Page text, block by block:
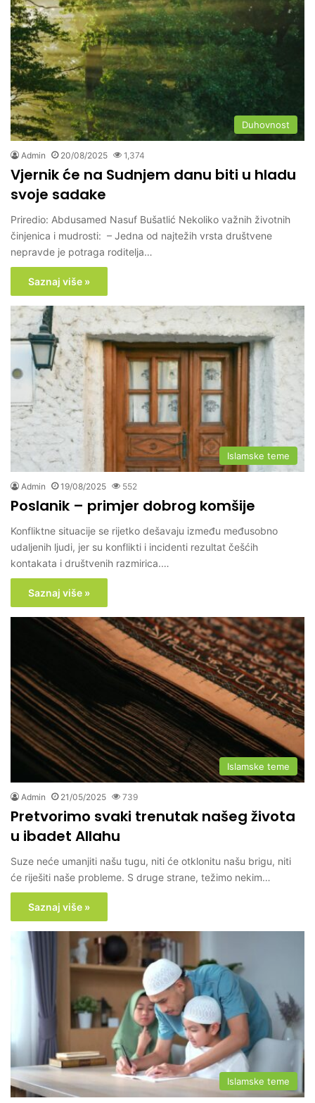
Duhovnost
Admin 20/08/2025 1,374
Vjernik će na Sudnjem danu biti u hladu
svoje sadake
Priredio: Abdusamed Nasuf Bušatlić Nekoliko važnih životnih
činjenica i mudrosti: – Jedna od najtežih vrsta društvene
nepravde je potraga roditelja…
Saznaj više »
Islamske teme
Admin 19/08/2025 552
Poslanik – primjer dobrog komšije
Konfliktne situacije se rijetko dešavaju između međusobno
udaljenih ljudi, jer su konflikti i incidenti rezultat češćih
kontakata i društvenih razmirica.…
Saznaj više »
Islamske teme
Admin 21/05/2025 739
Pretvorimo svaki trenutak našeg života
u ibadet Allahu
Suze neće umanjiti našu tugu, niti će otklonitu našu brigu, niti
će riješiti naše probleme. S druge strane, težimo nekim…
Saznaj više »
Islamske teme